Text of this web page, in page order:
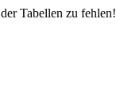
Tabellen zu fehlen!